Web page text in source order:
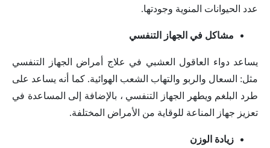
عدد الحيوانات المنوية وجودتها.
مشاكل في الجهاز التنفسي
يساعد دواء العاقول العشبي في علاج أمراض الجهاز التنفسي
مثل: السعال والربو والتهاب الشعب الهوائية. كما أنه يساعد على
طرد البلغم ويطهر الجهاز التنفسي ، بالإضافة إلى المساعدة في
تعزيز جهاز المناعة للوقاية من الأمراض المختلفة.
زيادة الوزن